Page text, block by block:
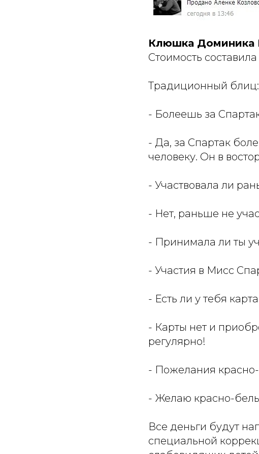
Клюшка Доминика
Стоимость составила
Традиционный блиц:
- Болеешь за
- Да, за Спартак
человеку. Он в
- Участвовала ли
- Нет, раньше не
- Принимала ли ты
- Участия в Мисс
- Есть ли у тебя
- Карты нет и
регулярно!
- Пожелания
- Желаю красно-
Все деньги будут
специальной